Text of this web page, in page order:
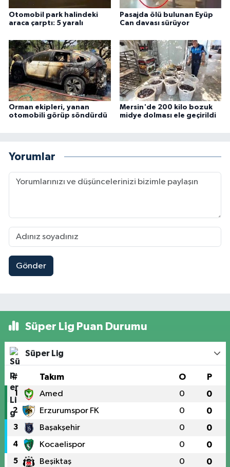
Otomobil park halindeki
araca çarptı: 5 yaralı
Pasajda ölü bulunan Eyüp
Can davası sürüyor
Orman ekipleri, yanan
otomobili görüp söndürdü
Mersin'de 200 kilo bozuk
midye dolması ele geçirildi
Yorumlar
Gönder
Süper Lig Puan Durumu
Süper Lig
# Takım O P
1 Amed 0 0
2 Erzurumspor FK 0 0
3 Başakşehir 0 0
4 Kocaelispor 0 0
5 Beşiktaş 0 0